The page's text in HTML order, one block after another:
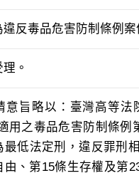
違反毒品危害防制條例
。
意旨略以：臺灣高等法
用之毒品危害防制條例
最低法定刑，違反罪刑
由、第15條生存權及第